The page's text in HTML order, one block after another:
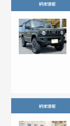
納車情報
納車情報